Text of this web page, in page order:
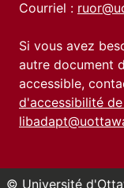
Courriel :
Si vous avez
autre document
accessible,
d'accessibilité
© Université